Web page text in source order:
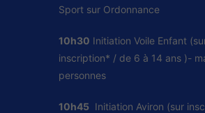
Sport sur Ordonnance
10h30 Initiation Voile Enfant
inscription* / de 6 à 14 ans )-
personnes
10h45 Initiation Aviron (sur